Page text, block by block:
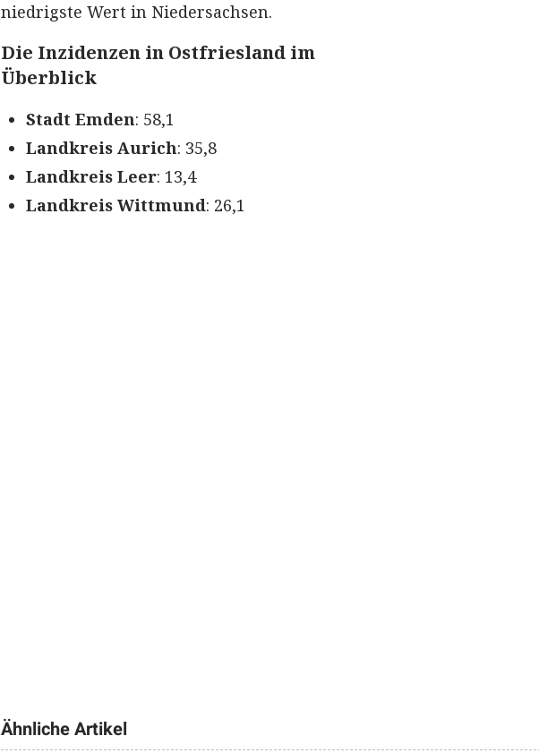
niedrigste Wert in Niedersachsen.
Die Inzidenzen in Ostfriesland im
Überblick
Stadt Emden: 58,1
Landkreis Aurich: 35,8
Landkreis Leer: 13,4
Landkreis Wittmund: 26,1
Ähnliche Artikel